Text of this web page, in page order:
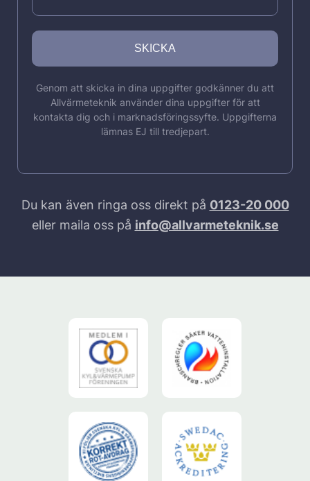
Genom att skicka in dina uppgifter godkänner du att
Allvärmeteknik använder dina uppgifter för att
kontakta dig och i marknadsföringssyfte. Uppgifterna
lämnas EJ till tredjepart.
Du kan även ringa oss direkt på 0123-20 000
eller maila oss på info@allvarmeteknik.se